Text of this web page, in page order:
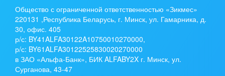
Общество с ограниченной ответственностью «Зикмес»
220131 ,Республика Беларусь, г. Минск, ул. Гамарника, д.
30, офис. 405
р/с: BY41ALFA30122A10750010270000,
р/с: BY61ALFA30122525830020270000
в ЗАО «Альфа-Банк», БИК ALFABY2X г. Минск, ул.
Сурганова, 43-47